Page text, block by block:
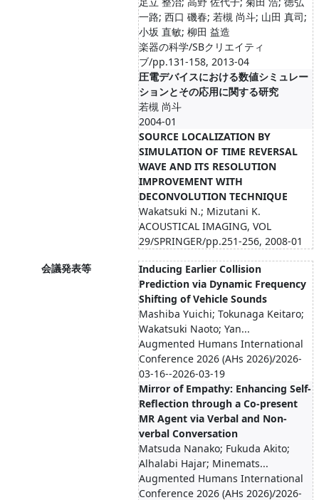
一路; 西口 磯春; 若槻 尚斗; 山田 真司;
小坂 直敏; 柳田 益造
楽器の科学/SBクリエイティ
ブ/pp.131-158, 2013-04
圧電デバイスにおける数値シミュレー
ションとその応用に関する研究
若槻 尚斗
2004-01
SOURCE LOCALIZATION BY
SIMULATION OF TIME REVERSAL
WAVE AND ITS RESOLUTION
IMPROVEMENT WITH
DECONVOLUTION TECHNIQUE
Wakatsuki N.; Mizutani K.
ACOUSTICAL IMAGING, VOL
29/SPRINGER/pp.251-256, 2008-01
会議発表等
Inducing Earlier Collision
Prediction via Dynamic Frequency
Shifting of Vehicle Sounds
Mashiba Yuichi; Tokunaga Keitaro;
Wakatsuki Naoto; Yan...
Augmented Humans International
Conference 2026 (AHs 2026)/2026-
03-16--2026-03-19
Mirror of Empathy: Enhancing Self-
Reflection through a Co-present
MR Agent via Verbal and Non-
verbal Conversation
Matsuda Nanako; Fukuda Akito;
Alhalabi Hajar; Minemats...
Augmented Humans International
Conference 2026 (AHs 2026)/2026-